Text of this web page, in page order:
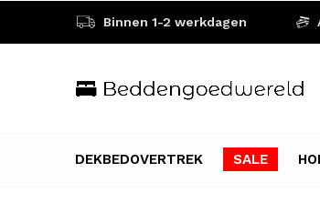
DEKBEDOVERTREK SALE
Binnen 1-2 werkdagen